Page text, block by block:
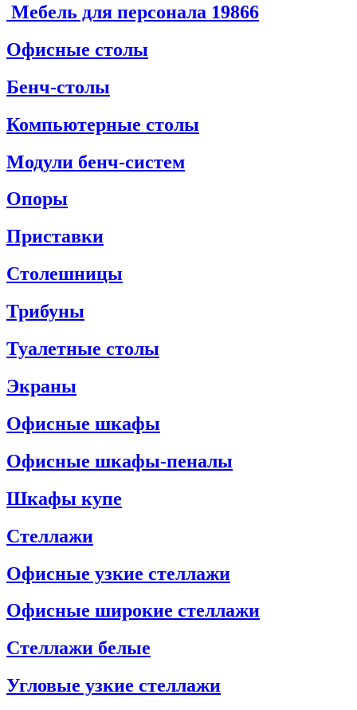
Мебель для персонала 19866
Офисные столы
Бенч-столы
Компьютерные столы
Модули бенч-систем
Опоры
Приставки
Столешницы
Трибуны
Туалетные столы
Экраны
Офисные шкафы
Офисные шкафы-пеналы
Шкафы купе
Стеллажи
Офисные узкие стеллажи
Офисные широкие стеллажи
Стеллажи белые
Угловые узкие стеллажи